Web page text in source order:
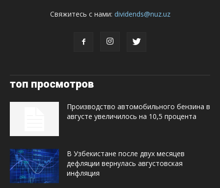
Свяжитесь с нами: dividends@nuz.uz
топ просмотров
Производство автомобильного бензина в
августе увеличилось на 10,5 процента
В Узбекистане после двух месяцев
дефляции вернулась августовская
инфляция